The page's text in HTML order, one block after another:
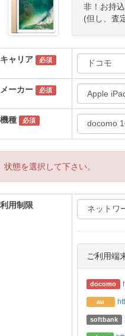
非！お持
(但し、査
キャリア 必須
メーカー 必須
機種 必須
状態を選択して下さい。
利用制限
ご利用端
docomo
au
softbank